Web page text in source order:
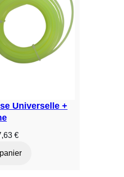
Universelle +
€Le
actuel